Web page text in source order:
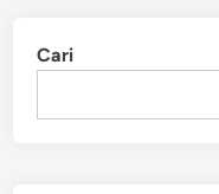
Cari